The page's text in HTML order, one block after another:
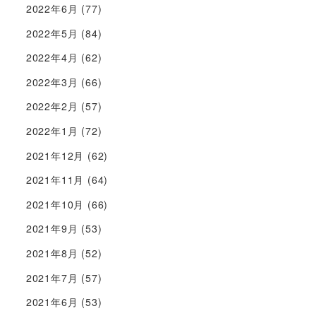
2022年6月 (77)
2022年5月 (84)
2022年4月 (62)
2022年3月 (66)
2022年2月 (57)
2022年1月 (72)
2021年12月 (62)
2021年11月 (64)
2021年10月 (66)
2021年9月 (53)
2021年8月 (52)
2021年7月 (57)
2021年6月 (53)